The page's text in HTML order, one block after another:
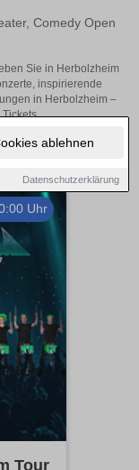
ablehnen
Datenschutzerklärung
Comedy Open
Sie in Herbolzheim
inspirierende
in Herbolzheim –
Uhr
Tour